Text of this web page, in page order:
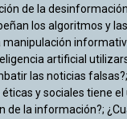
de la
los algoritmos y las
manipulación
artificial
las noticias falsas?;
y sociales tiene el
de la información?;